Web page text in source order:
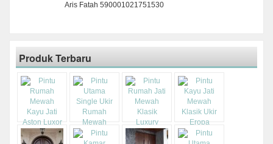
Aris Fatah 590001021751530
Produk Terbaru